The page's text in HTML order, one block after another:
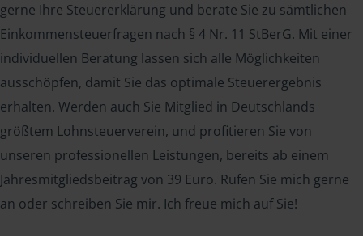
gerne Ihre Steuererklärung und berate Sie zu sämtlichen
Einkommensteuerfragen nach § 4 Nr. 11 StBerG. Mit einer
individuellen Beratung lassen sich alle Möglichkeiten
ausschöpfen, damit Sie das optimale Steuerergebnis
erhalten. Werden auch Sie Mitglied in Deutschlands
größtem Lohnsteuerverein, und profitieren Sie von
unseren professionellen Leistungen, bereits ab einem
Jahresmitgliedsbeitrag von 39 Euro. Rufen Sie mich gerne
an oder schreiben Sie mir. Ich freue mich auf Sie!